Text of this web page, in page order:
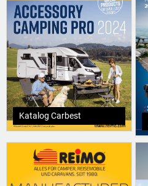
Katalog Carbest